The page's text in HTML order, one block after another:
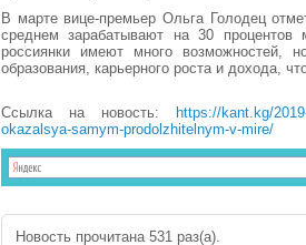
В марте вице-премьер Ольга Голодец
среднем зарабатывают на 30
россиянки имеют много возможностей,
образования, карьерного роста и дохода,
Ссылка на новость:
https://kant.kg/
okazalsya-samym-prodolzhitelnym-v-mire/
Новость прочитана 531 раз(a).